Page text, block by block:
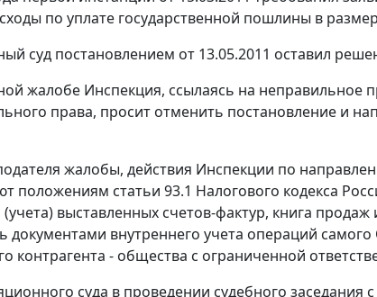
по уплате государственной пошлины в
суд постановлением от 13.05.2011 оставил
жалобе Инспекция, ссылаясь на
права, просит отменить постановление и
жалобы, действия Инспекции по
положениям статьи 93.1 Налогового кодекса
выставленных счетов-фактур, книга продаж
документами внутреннего учета операций
контрагента - общества с ограниченной
суда в проведении судебного